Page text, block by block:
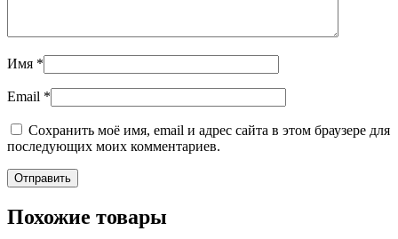
Имя *
Email *
Сохранить моё имя, email и адрес сайта в этом браузере для
последующих моих комментариев.
Похожие товары